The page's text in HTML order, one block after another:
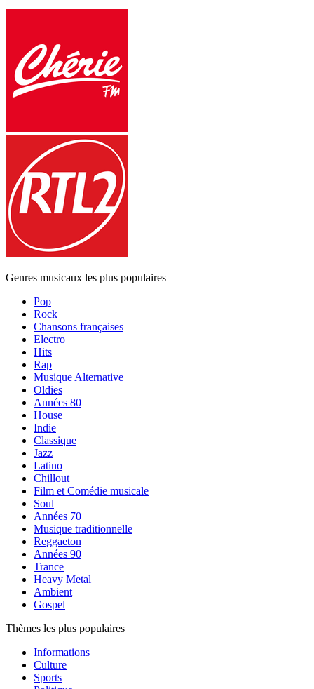
Genres musicaux les plus populaires
Pop
Rock
Chansons françaises
Electro
Hits
Rap
Musique Alternative
Oldies
Années 80
House
Indie
Classique
Jazz
Latino
Chillout
Film et Comédie musicale
Soul
Années 70
Musique traditionnelle
Reggaeton
Années 90
Trance
Heavy Metal
Ambient
Gospel
Thèmes les plus populaires
Informations
Culture
Sports